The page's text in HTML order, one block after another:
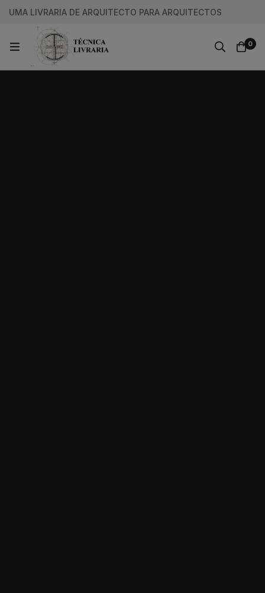
UMA LIVRARIA DE ARQUITECTO PARA ARQUITECTOS
0